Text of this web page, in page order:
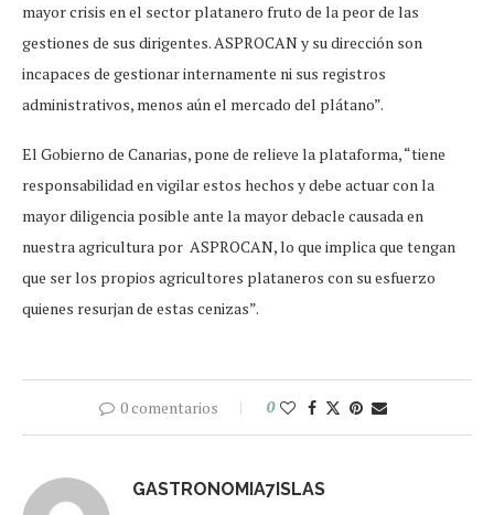
mayor crisis en el sector platanero fruto de la peor de las
gestiones de sus dirigentes. ASPROCAN y su dirección son
incapaces de gestionar internamente ni sus registros
administrativos, menos aún el mercado del plátano”.
El Gobierno de Canarias, pone de relieve la plataforma, “tiene
responsabilidad en vigilar estos hechos y debe actuar con la
mayor diligencia posible ante la mayor debacle causada en
nuestra agricultura por ASPROCAN, lo que implica que tengan
que ser los propios agricultores plataneros con su esfuerzo
quienes resurjan de estas cenizas”.
0 comentarios 0
GASTRONOMIA7ISLAS